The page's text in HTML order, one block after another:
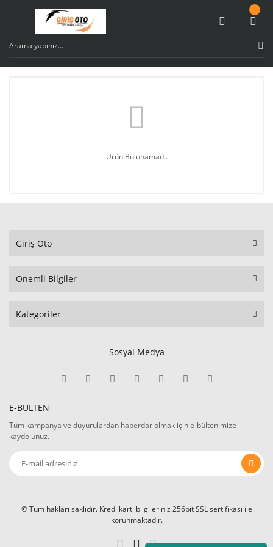
Ürün Bulunamadı.
Giriş Oto
Önemli Bilgiler
Kategoriler
Sosyal Medya
E-BÜLTEN
Tüm kampanya ve duyurulardan haberdar olmak için e-bültenimize
kaydolunuz.
© Tüm hakları saklıdır. Kredi kartı bilgileriniz 256bit SSL sertifikası ile
korunmaktadır.